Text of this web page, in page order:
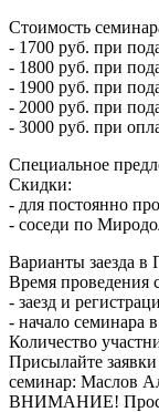
Стоимость
- 1700 руб. при
- 1800 руб. при
- 1900 руб. при
- 2000 руб. при
- 3000 руб. при
Специальное
Скидки:
- для постоянно
- соседи по
Варианты заезда
Время проведения
- заезд и
- начало семинара
Количество
Присылайте
семинар: Маслов
ВНИМАНИЕ!